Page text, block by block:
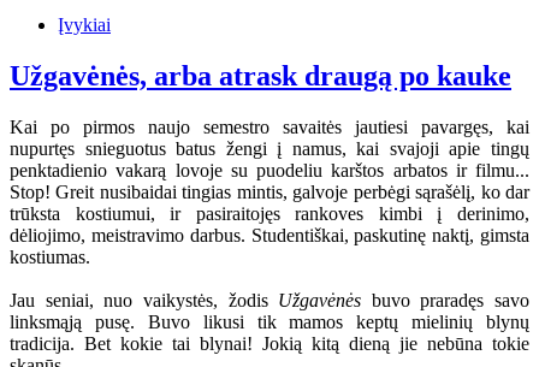
Įvykiai
Užgavėnės, arba atrask draugą po kauke
Kai po pirmos naujo semestro savaitės jautiesi pavargęs, kai
nupurtęs snieguotus batus žengi į namus, kai svajoji apie tingų
penktadienio vakarą lovoje su puodeliu karštos arbatos ir filmu...
Stop! Greit nusibaidai tingias mintis, galvoje perbėgi sąrašėlį, ko dar
trūksta kostiumui, ir pasiraitojęs rankoves kimbi į derinimo,
dėliojimo, meistravimo darbus. Studentiškai, paskutinę naktį, gimsta
kostiumas.
Jau seniai, nuo vaikystės, žodis Užgavėnės buvo praradęs savo
linksmąją pusę. Buvo likusi tik mamos keptų mielinių blynų
tradicija. Bet kokie tai blynai! Jokią kitą dieną jie nebūna tokie